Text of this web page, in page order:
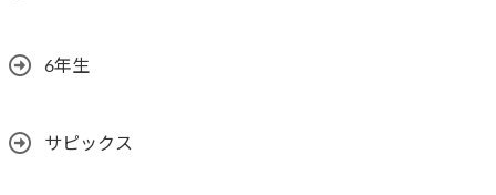
6年生
サピックス